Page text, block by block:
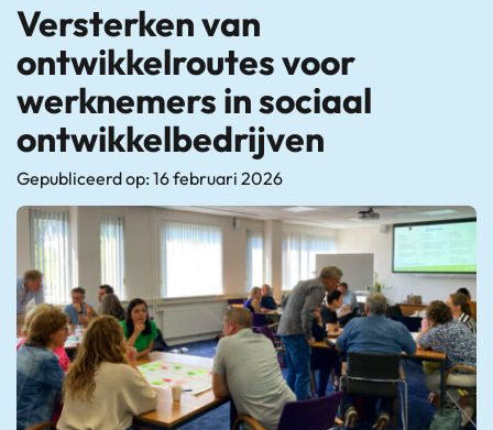
Versterken van
ontwikkelroutes voor
werknemers in sociaal
ontwikkelbedrijven
Gepubliceerd op: 16 februari 2026